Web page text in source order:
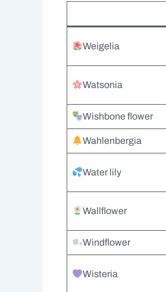
Weigelia
Watsonia
Wishbone flower
Wahlenbergia
Water lily
Wallflower
Windflower
Wisteria